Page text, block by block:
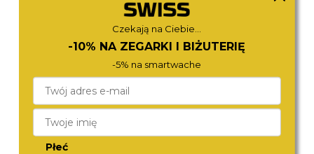
TOMMY HILFIGER
1710609
790,- 970,-
Czekają na Ciebie...
-10% NA ZEGARKI I BIŻUTERIĘ
-5% na smartwache
Płeć